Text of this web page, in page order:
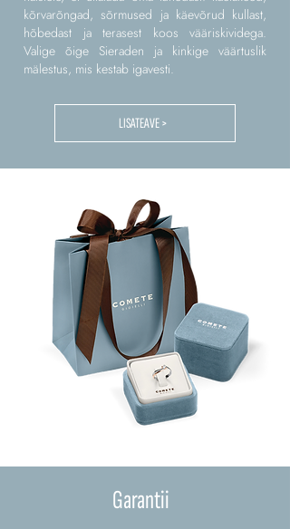
kõrvarõngad, sõrmused ja käevõrud kullast,
hõbedast ja terasest koos vääriskividega.
Valige õige Sieraden ja kinkige väärtuslik
mälestus, mis kestab igavesti.
LISATEAVE >
Garantii